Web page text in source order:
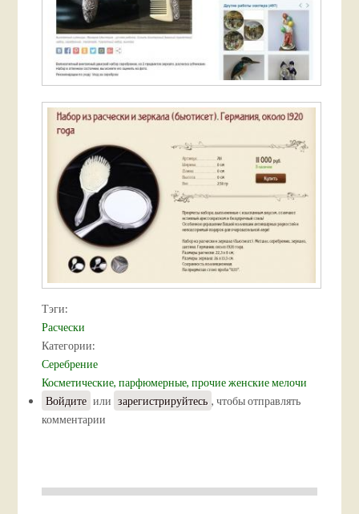
Тэги:
Расчески
Категории:
Серебрение
Косметические, парфюмерные, прочие женские мелочи
Войдите или зарегистрируйтесь , чтобы отправлять
комментарии